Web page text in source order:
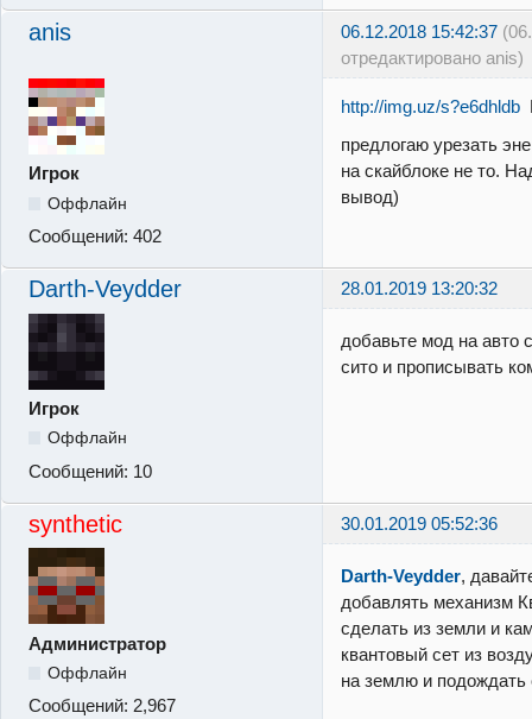
anis 06.12.2018 15:42:37
отредактировано anis)
Игрок
Оффлайн
Сообщений: 402
http://img.uz/s?e6dhldb
предлогаю урезать
на скайблоке не то.
вывод)
Darth-Veydder 28.01.2019 13:20:32
Игрок
Оффлайн
Сообщений: 10
добавьте мод на авто
сито и прописывать
synthetic 30.01.2019 05:52:36
Администратор
Оффлайн
Сообщений: 2,967
Darth-Veydder,
добавлять механизм
сделать из земли и
квантовый сет из
на землю и подождать